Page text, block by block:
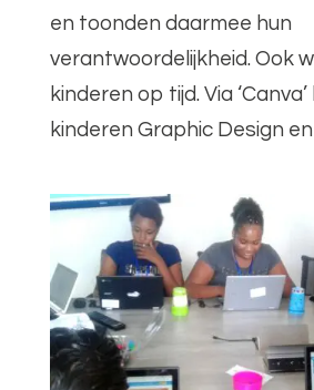
en toonden daarmee hun
verantwoordelijkheid. Ook
kinderen op tijd. Via
kinderen Graphic Design